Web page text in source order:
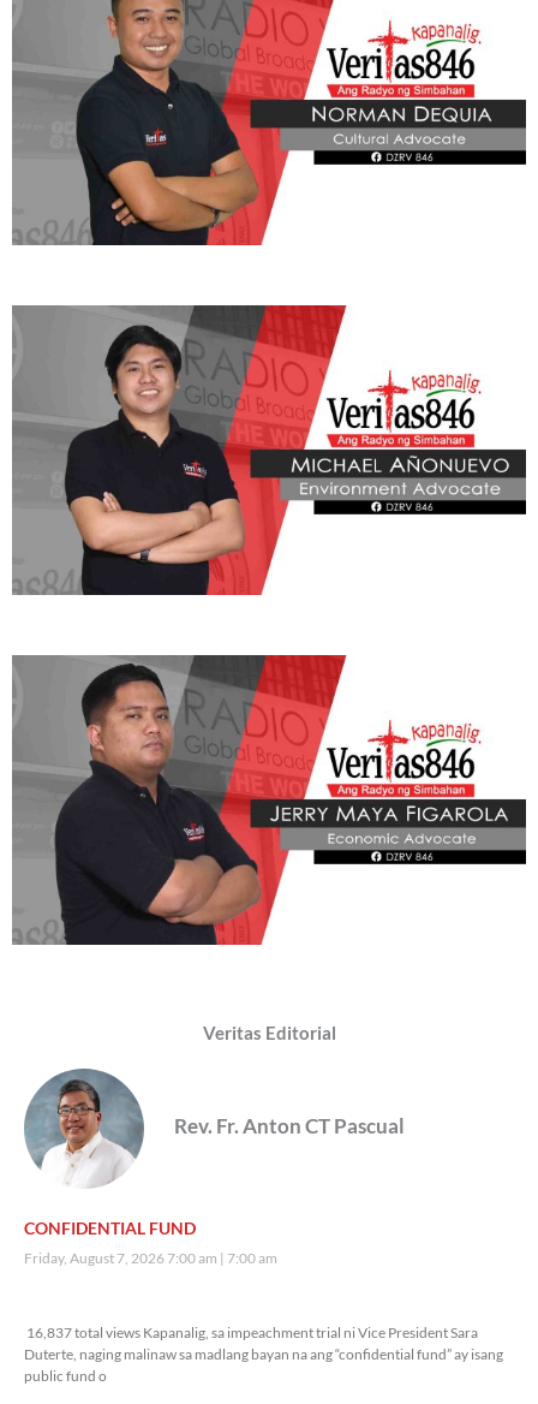
Veritas Editorial
Rev. Fr. Anton CT Pascual
CONFIDENTIAL FUND
Friday, August 7, 2026 7:00 am 7:00 am
16,837 total views Kapanalig, sa impeachment trial ni Vice President Sara
Duterte, naging malinaw sa madlang bayan na ang “confidential fund” ay isang
public fund o